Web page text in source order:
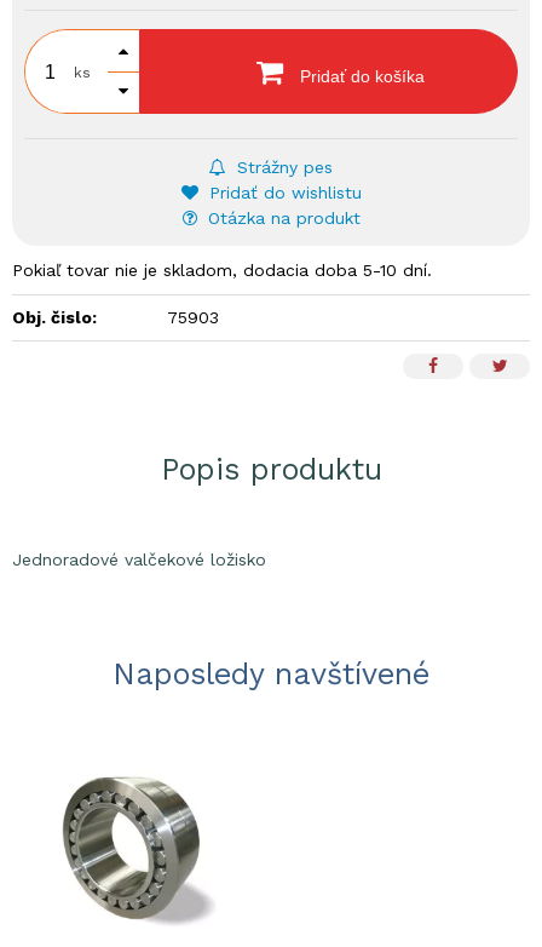
ks Pridať do košíka
Strážny pes
Pridať do wishlistu
Otázka na produkt
Pokiaľ tovar nie je skladom, dodacia doba 5-10 dní.
Obj. čislo: 75903
Popis produktu
Jednoradové valčekové ložisko
Naposledy navštívené